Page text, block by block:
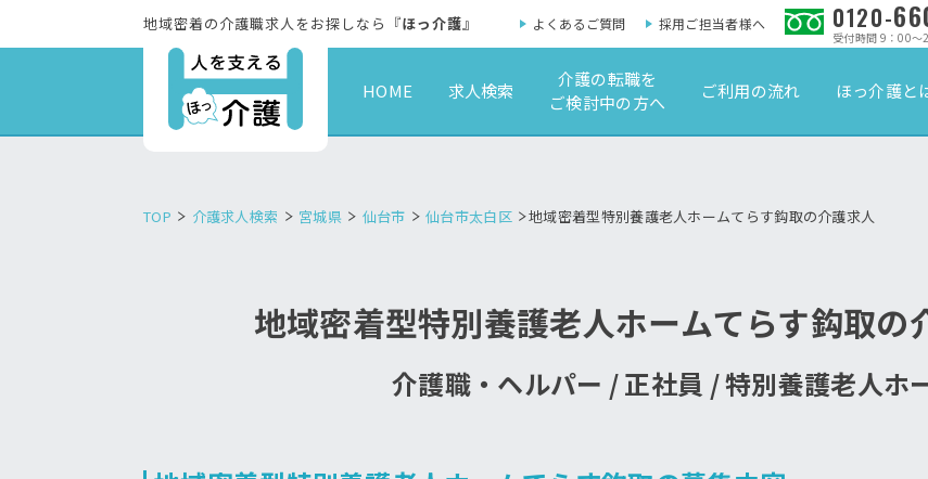
地域密着の介護職求人をお探しなら『ほっ介護』 よくあるご質問 採用ご担当者様へ 0120-
受付時間 9：00～
HOME 求人検索
介護の転職を
ご検討中の方へ
ご利用の流れ ほっ介護と
TOP 介護求人検索 宮城県 仙台市 仙台市太白区 地域密着型特別養護老人ホームてらす鈎取の介護求人
地域密着型特別養護老人ホームてらす鈎取の
介護職・ヘルパー / 正社員 / 特別養護老人ホ